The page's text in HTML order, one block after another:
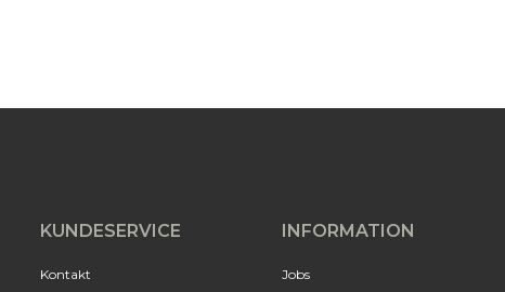
KUNDESERVICE
Kontakt
INFORMATION
Jobs